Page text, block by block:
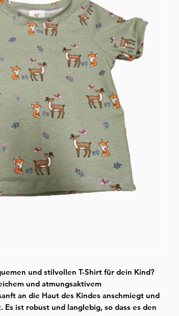
und stilvollen T-Shirt für dein Kind?
und atmungsaktivem
an die Haut des Kindes anschmiegt und
ist robust und langlebig, so dass es den